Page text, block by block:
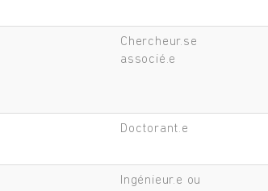
Chercheur.se
associé.e
Doctorant.e
Ingénieur.e ou